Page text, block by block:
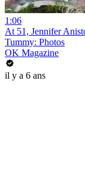
1:06
At 51, Jennifer
Tummy: Photos
OK Magazine
il y a 6 ans